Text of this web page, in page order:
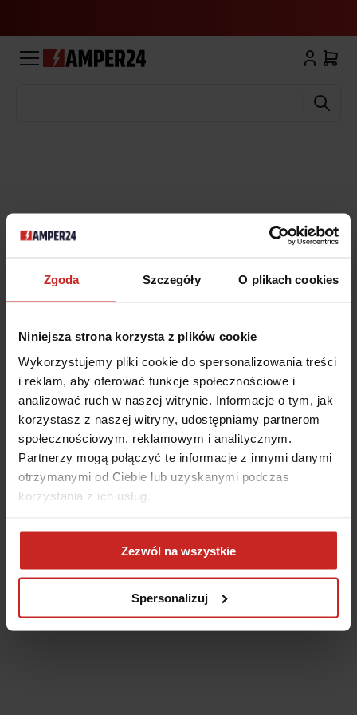
Zgoda Szczegóły O plikach cookies
Niniejsza strona korzysta z plików cookie
Wykorzystujemy pliki cookie do spersonalizowania treści
i reklam, aby oferować funkcje społecznościowe i
analizować ruch w naszej witrynie. Informacje o tym, jak
korzystasz z naszej witryny, udostępniamy partnerom
społecznościowym, reklamowym i analitycznym.
Partnerzy mogą połączyć te informacje z innymi danymi
otrzymanymi od Ciebie lub uzyskanymi podczas
korzystania z ich usług.
Zezwól na wszystkie
Spersonalizuj
browser console for more information)